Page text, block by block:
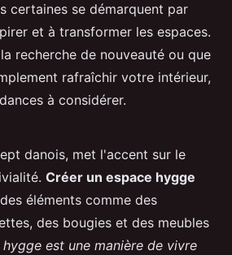
certaines se démarquent par
et à transformer les espaces.
recherche de nouveauté ou que
rafraîchir votre intérieur,
à considérer.
danois, met l'accent sur le
Créer un espace hygge
éléments comme des
des bougies et des meubles
hygge est une manière de vivre